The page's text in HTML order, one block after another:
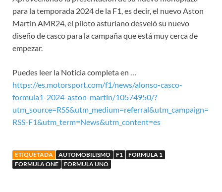
para la temporada 2024 de la F1, es decir, el nuevo Aston
Martin AMR24, el piloto asturiano desveló su nuevo
diseño de casco para la campaña que está muy cerca de
empezar.
Puedes leer la Noticia completa en …
https://es.motorsport.com/f1/news/alonso-casco-
formula1-2024-aston-martin/10574950/?
utm_source=RSS&utm_medium=referral&utm_campaign=
RSS-F1&utm_term=News&utm_content=es
ETIQUETADA AUTOMOBILISMO F1
FORMULA 1
FORMULA ONE
FORMULA UNO